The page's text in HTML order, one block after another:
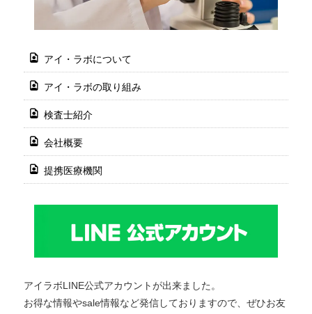
アイ・ラボについて
アイ・ラボの取り組み
検査士紹介
会社概要
提携医療機関
アイラボLINE公式アカウントが出来ました。
お得な情報やsale情報など発信しておりますので、ぜひお友